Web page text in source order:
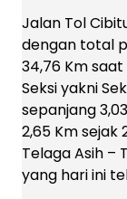
Jalan Tol
dengan total
34,76 Km
Seksi yakni
sepanjang
2,65 Km sejak
Telaga Asih –
yang hari ini